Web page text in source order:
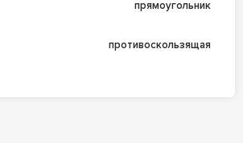
прямоугольник
противоскользящая